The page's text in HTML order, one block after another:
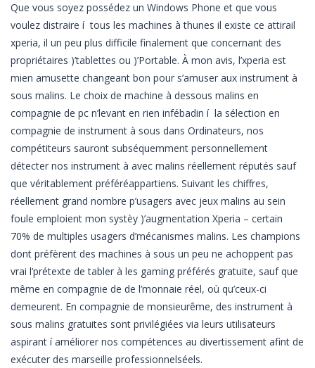
Que vous soyez possédez un Windows Phone et que vous
voulez distraire í tous les machines à thunes il existe ce attirail
xperia, il un peu plus difficile finalement que concernant des
propriétaires )’tablettes ou )’Portable. À mon avis, l’xperia est
mien amusette changeant bon pour s’amuser aux instrument à
sous malins. Le choix de machine à dessous malins en
compagnie de pc n’levant en rien infébadin í la sélection en
compagnie de instrument à sous dans Ordinateurs, nos
compétiteurs sauront subséquemment personnellement
détecter nos instrument à avec malins réellement réputés sauf
que véritablement préféréappartiens. Suivant les chiffres,
réellement grand nombre p’usagers avec jeux malins au sein
foule emploient mon systèy )’augmentation Xperia – certain
70% de multiples usagers d’mécanismes malins. Les champions
dont préfèrent des machines à sous un peu ne achoppent pas
vrai l’prétexte de tabler à les gaming préférés gratuite, sauf que
même en compagnie de de l’monnaie réel, où qu’ceux-ci
demeurent. En compagnie de monsieurême, des instrument à
sous malins gratuites sont privilégiées via leurs utilisateurs
aspirant í améliorer nos compétences au divertissement afint de
exécuter des marseille professionnelséels.